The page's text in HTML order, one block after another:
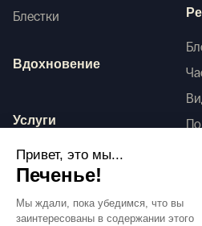
Блестки
Вдохновение
Услуги
Услуги по оформлению
интерьера
Привет, это мы...
Печенье!
Мы ждали, пока убедимся, что вы
заинтересованы в содержании этого